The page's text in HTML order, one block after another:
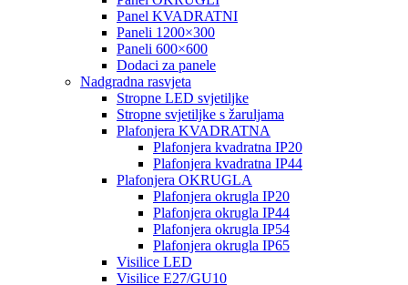
Panel KVADRATNI
Paneli 1200×300
Paneli 600×600
Dodaci za panele
Nadgradna rasvjeta
Stropne LED svjetiljke
Stropne svjetiljke s žaruljama
Plafonjera KVADRATNA
Plafonjera kvadratna IP20
Plafonjera kvadratna IP44
Plafonjera OKRUGLA
Plafonjera okrugla IP20
Plafonjera okrugla IP44
Plafonjera okrugla IP54
Plafonjera okrugla IP65
Visilice LED
Visilice E27/GU10